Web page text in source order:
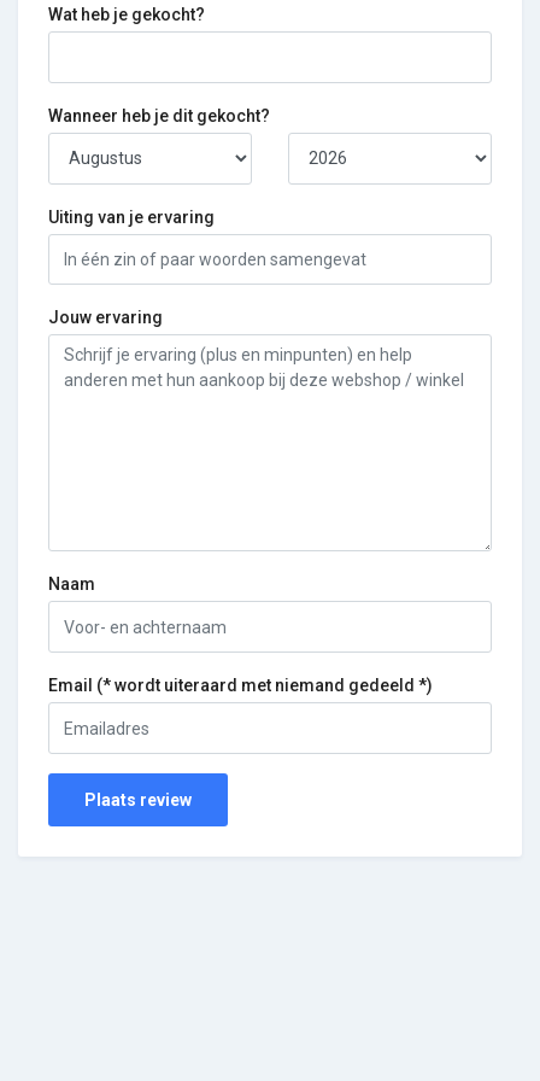
Wat heb je gekocht?
Wanneer heb je dit gekocht?
Uiting van je ervaring
Jouw ervaring
Naam
Email (* wordt uiteraard met niemand gedeeld *)
Plaats review